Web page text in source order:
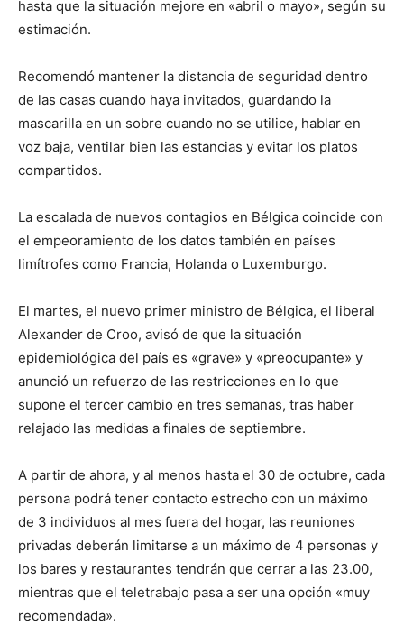
hasta que la situación mejore en «abril o mayo», según su
estimación.
Recomendó mantener la distancia de seguridad dentro
de las casas cuando haya invitados, guardando la
mascarilla en un sobre cuando no se utilice, hablar en
voz baja, ventilar bien las estancias y evitar los platos
compartidos.
La escalada de nuevos contagios en Bélgica coincide con
el empeoramiento de los datos también en países
limítrofes como Francia, Holanda o Luxemburgo.
El martes, el nuevo primer ministro de Bélgica, el liberal
Alexander de Croo, avisó de que la situación
epidemiológica del país es «grave» y «preocupante» y
anunció un refuerzo de las restricciones en lo que
supone el tercer cambio en tres semanas, tras haber
relajado las medidas a finales de septiembre.
A partir de ahora, y al menos hasta el 30 de octubre, cada
persona podrá tener contacto estrecho con un máximo
de 3 individuos al mes fuera del hogar, las reuniones
privadas deberán limitarse a un máximo de 4 personas y
los bares y restaurantes tendrán que cerrar a las 23.00,
mientras que el teletrabajo pasa a ser una opción «muy
recomendada».